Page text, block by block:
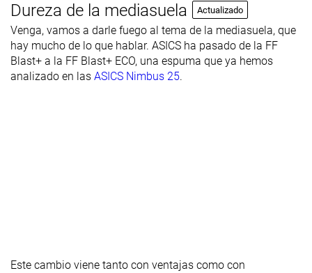
Dureza de la mediasuela Actualizado
Venga, vamos a darle fuego al tema de la mediasuela, que
hay mucho de lo que hablar. ASICS ha pasado de la FF
Blast+ a la FF Blast+ ECO, una espuma que ya hemos
analizado en las ASICS Nimbus 25.
Este cambio viene tanto con ventajas como con